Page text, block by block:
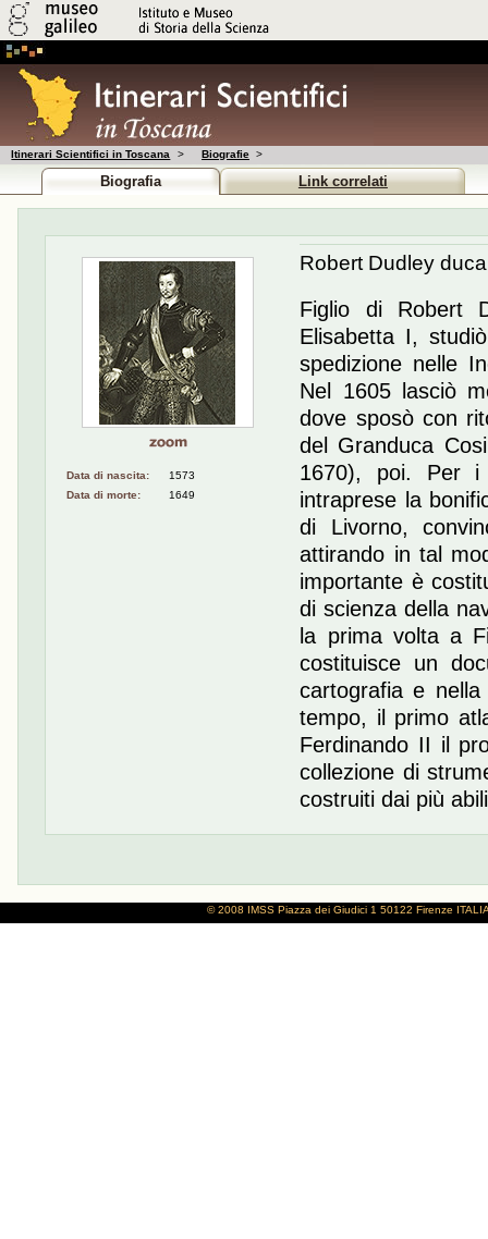
Itinerari Scientifici in Toscana > Biografie >
Biografia Link correlati
Data di nascita:
1573
Data di morte:
1649
Robert Dudley
Figlio di Robert
Elisabetta I,
spedizione nelle
Nel 1605 lasciò
dove sposò con
del Granduca
1670), poi. Per i
intraprese la
di Livorno,
attirando in tal
importante è
di scienza della
la prima volta a
costituisce un
cartografia e
tempo, il primo
Ferdinando II il
collezione di
costruiti dai più
© 2008 IMSS Piazza dei Giudici 1 50122 Firenze